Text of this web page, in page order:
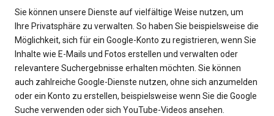
Sie können unsere Dienste auf vielfältige Weise nutzen, um
Ihre Privatsphäre zu verwalten. So haben Sie beispielsweise die
Möglichkeit, sich für ein Google-Konto zu registrieren, wenn Sie
Inhalte wie E-Mails und Fotos erstellen und verwalten oder
relevantere Suchergebnisse erhalten möchten. Sie können
auch zahlreiche Google-Dienste nutzen, ohne sich anzumelden
oder ein Konto zu erstellen, beispielsweise wenn Sie die Google
Suche verwenden oder sich YouTube-Videos ansehen.